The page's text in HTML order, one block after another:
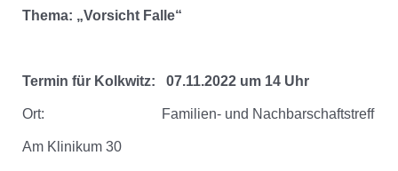
Thema: „Vorsicht Falle“
Termin für Kolkwitz: 07.11.2022 um 14 Uhr
Ort: Familien- und Nachbarschaftstreff
Am Klinikum 30